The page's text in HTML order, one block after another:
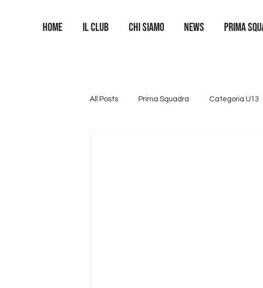
Home Il Club Chi siamo News Prima
All Posts Prima Squadra Categoria U13